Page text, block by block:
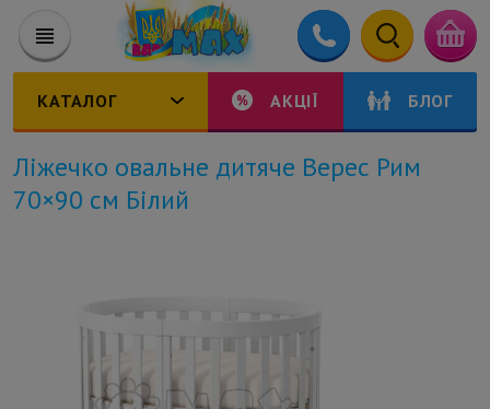
КАТАЛОГ АКЦІЇ БЛОГ
Ліжечко овальне дитяче Верес Рим
70×90 см Білий